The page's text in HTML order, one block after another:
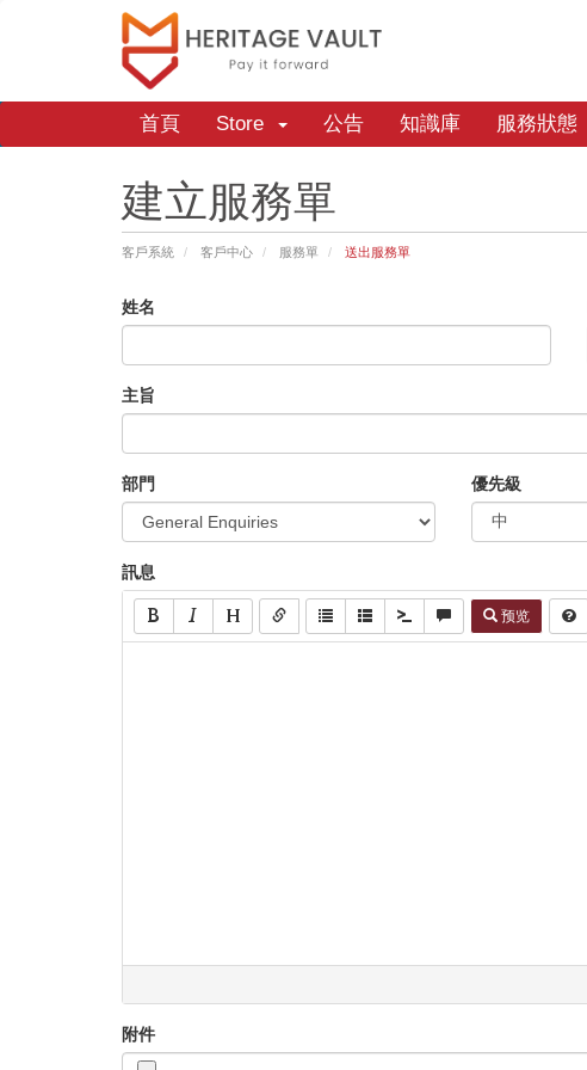
首頁 Store 公告 知識庫 服務狀態
建立服務單
客戶系統 客戶中心 服務單 送出服務單
姓名
主旨
部門 優先級
訊息
预览
附件